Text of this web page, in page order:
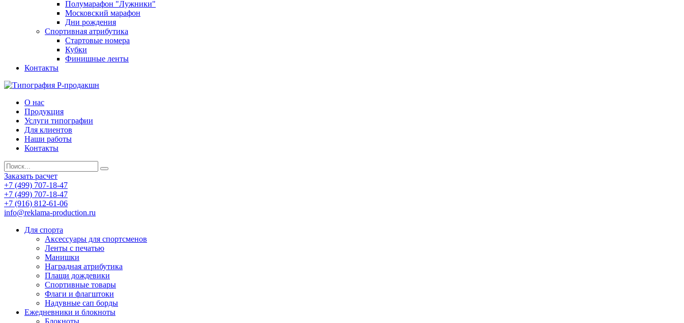
Полумарафон "Лужники"
Московский марафон
Дни рождения
Спортивная атрибутика
Стартовые номера
Кубки
Финишные ленты
Контакты
О нас
Продукция
Услуги типографии
Для клиентов
Наши работы
Контакты
Заказать расчет
+7 (499) 707-18-47
+7 (499) 707-18-47
+7 (916) 812-61-06
info@reklama-production.ru
Для спорта
Аксессуары для спортсменов
Ленты с печатью
Манишки
Наградная атрибутика
Плащи дождевики
Спортивные товары
Флаги и флагштоки
Надувные сап борды
Ежедневники и блокноты
Блокноты